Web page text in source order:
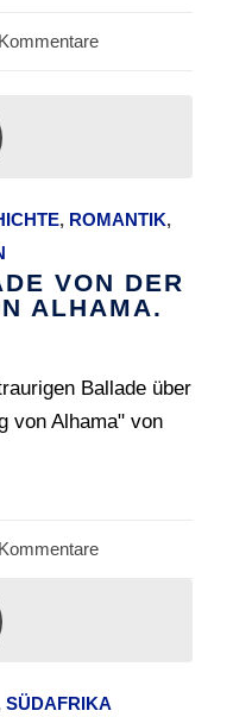
, ROMANTIK,
VON DER
ALHAMA.
Ballade über
von Alhama" von
SÜDAFRIKA